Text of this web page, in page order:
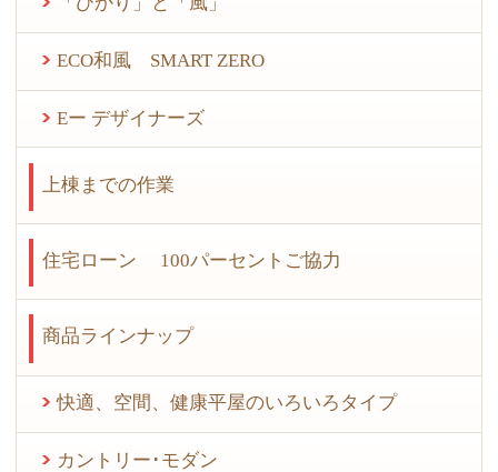
ECO和風 SMART ZERO
Eー デザイナーズ
上棟までの作業
住宅ローン 100パーセントご協力
商品ラインナップ
快適、空間、健康平屋のいろいろタイプ
カントリー･モダン